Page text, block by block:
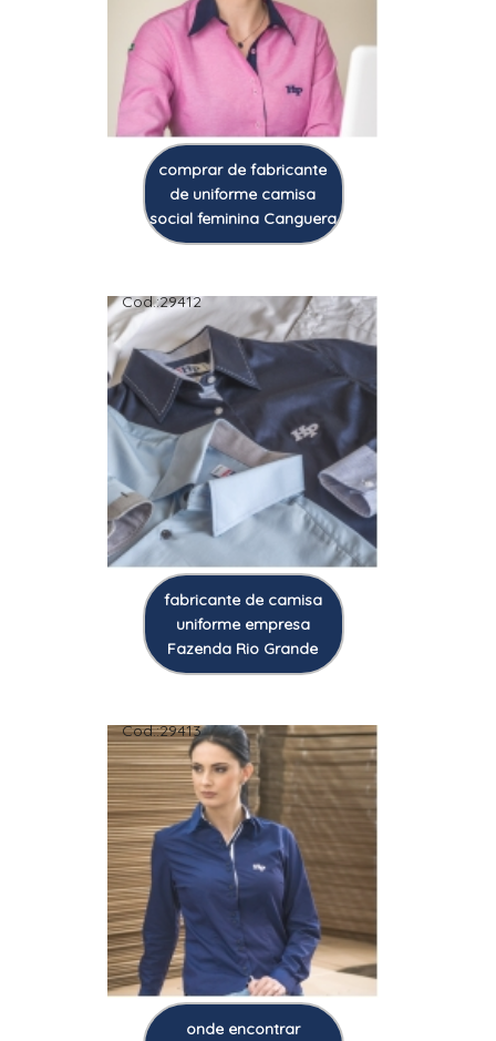
comprar de fabricante
de uniforme camisa
social feminina Canguera
Cod.:29412
fabricante de camisa
uniforme empresa
Fazenda Rio Grande
Cod.:29413
onde encontrar